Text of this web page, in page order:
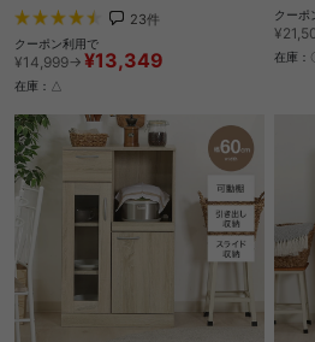
23件
クーポン利用で
¥14,999→ ¥13,349
在庫：△
クーポ
在庫：